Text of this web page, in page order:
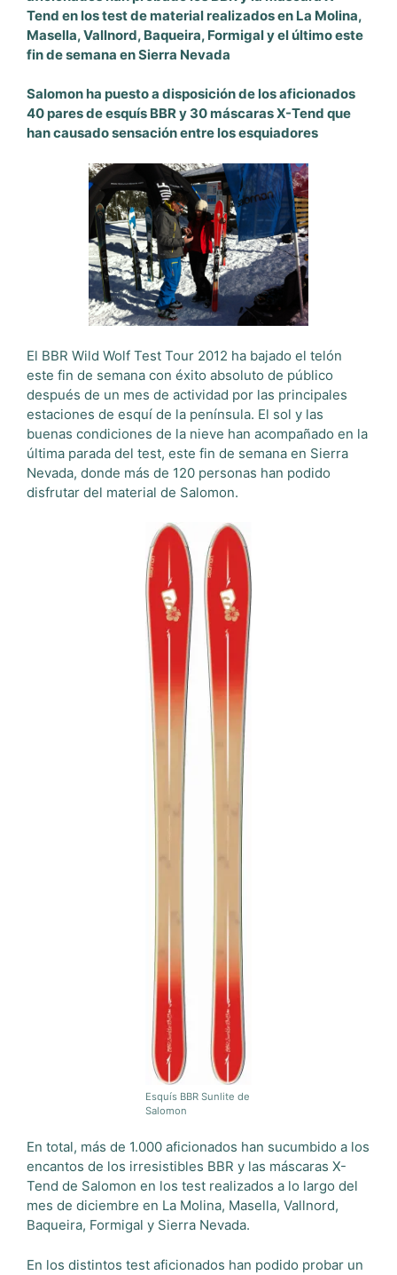
Tend en los test de material realizados en La Molina,
Masella, Vallnord, Baqueira, Formigal y el último este
fin de semana en Sierra Nevada
Salomon ha puesto a disposición de los aficionados
40 pares de esquís BBR y 30 máscaras X-Tend que
han causado sensación entre los esquiadores
El BBR Wild Wolf Test Tour 2012 ha bajado el telón
este fin de semana con éxito absoluto de público
después de un mes de actividad por las principales
estaciones de esquí de la península. El sol y las
buenas condiciones de la nieve han acompañado en la
última parada del test, este fin de semana en Sierra
Nevada, donde más de 120 personas han podido
disfrutar del material de Salomon.
Esquís BBR Sunlite de
Salomon
En total, más de 1.000 aficionados han sucumbido a los
encantos de los irresistibles BBR y las máscaras X-
Tend de Salomon en los test realizados a lo largo del
mes de diciembre en La Molina, Masella, Vallnord,
Baqueira, Formigal y Sierra Nevada.
En los distintos test aficionados han podido probar un